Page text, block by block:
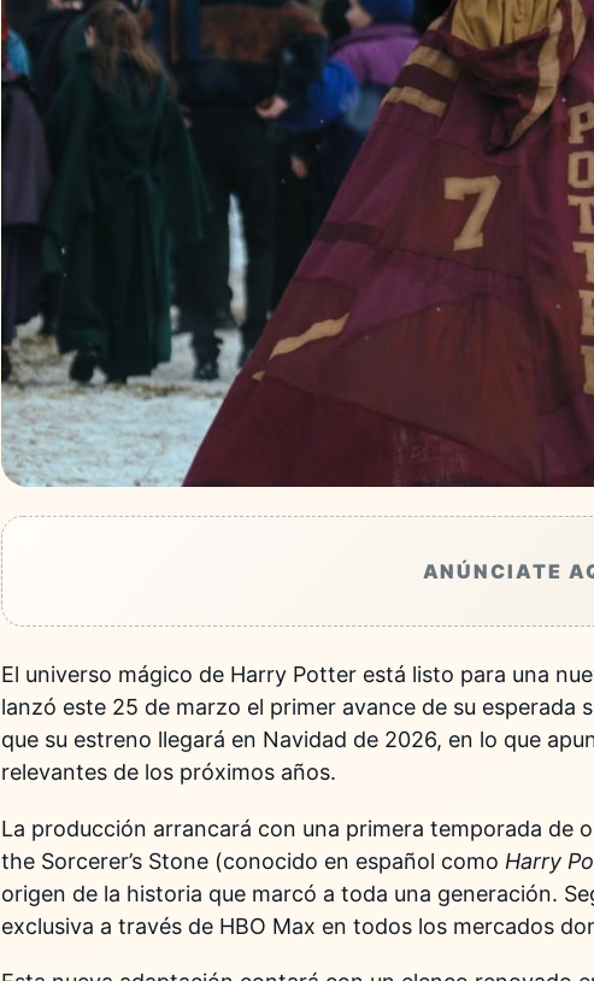
ANÚNCIATE
El universo mágico de Harry Potter está listo para una
lanzó este 25 de marzo el primer avance de su esperada
que su estreno llegará en Navidad de 2026, en lo que
relevantes de los próximos años.
La producción arrancará con una primera temporada de
the Sorcerer’s Stone (conocido en español como Harry
origen de la historia que marcó a toda una generación.
exclusiva a través de HBO Max en todos los mercados